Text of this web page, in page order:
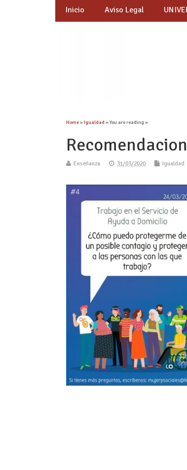
Inicio Aviso Legal
Home»Igualdad » You are reading »
Enseñanza 31/03/2020 Igualdad